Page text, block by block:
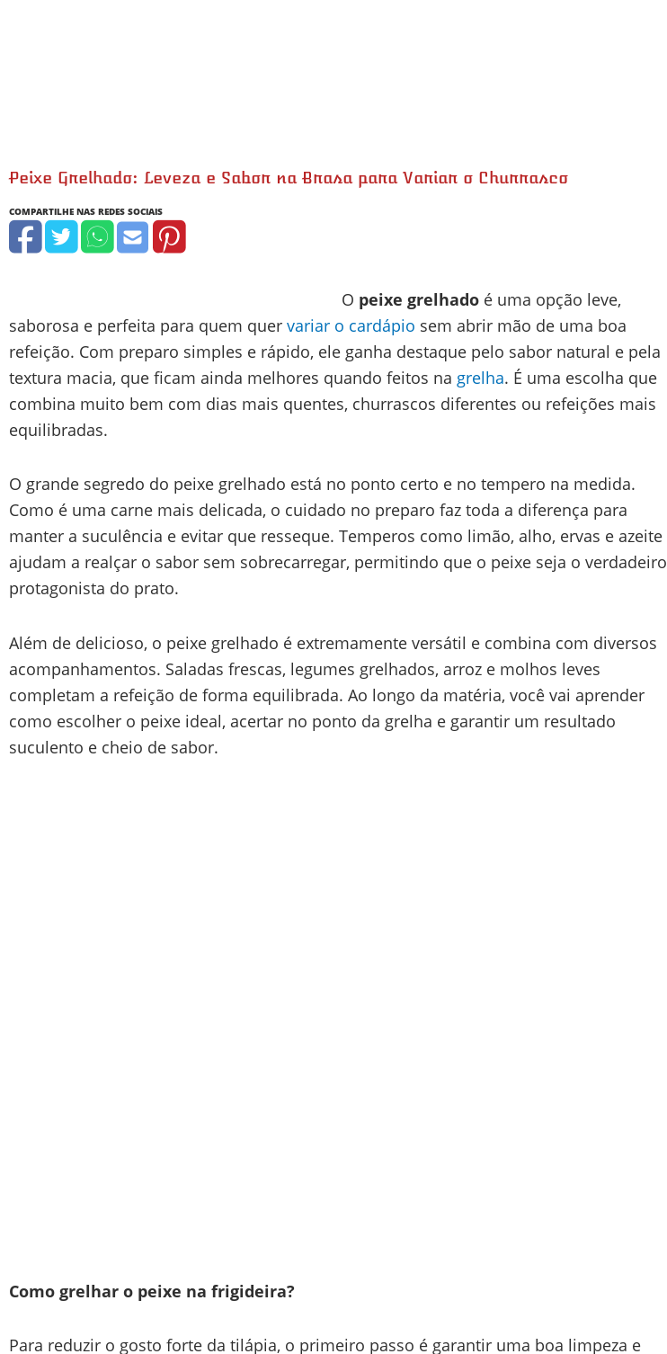
Peixe Grelhado: Leveza e Sabor na Brasa para Variar o Churrasco
O peixe grelhado é uma opção leve,
saborosa e perfeita para quem quer variar o cardápio sem abrir mão de uma boa
refeição. Com preparo simples e rápido, ele ganha destaque pelo sabor natural e pela
textura macia, que ficam ainda melhores quando feitos na grelha. É uma escolha que
combina muito bem com dias mais quentes, churrascos diferentes ou refeições mais
equilibradas.
O grande segredo do peixe grelhado está no ponto certo e no tempero na medida.
Como é uma carne mais delicada, o cuidado no preparo faz toda a diferença para
manter a suculência e evitar que resseque. Temperos como limão, alho, ervas e azeite
ajudam a realçar o sabor sem sobrecarregar, permitindo que o peixe seja o verdadeiro
protagonista do prato.
Além de delicioso, o peixe grelhado é extremamente versátil e combina com diversos
acompanhamentos. Saladas frescas, legumes grelhados, arroz e molhos leves
completam a refeição de forma equilibrada. Ao longo da matéria, você vai aprender
como escolher o peixe ideal, acertar no ponto da grelha e garantir um resultado
suculento e cheio de sabor.
Como grelhar o peixe na frigideira?
Para reduzir o gosto forte da tilápia, o primeiro passo é garantir uma boa limpeza e
minutos